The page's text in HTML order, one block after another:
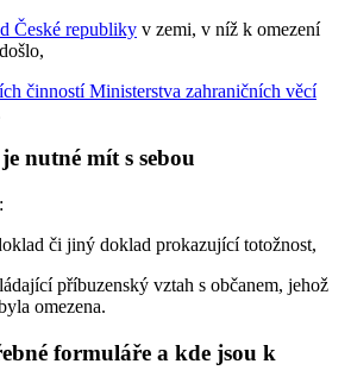
České republiky v zemi, v níž k omezení
činností Ministerstva zahraničních věcí
nutné mít s sebou
či jiný doklad prokazující totožnost,
příbuzenský vztah s občanem, jehož
omezena.
formuláře a kde jsou k